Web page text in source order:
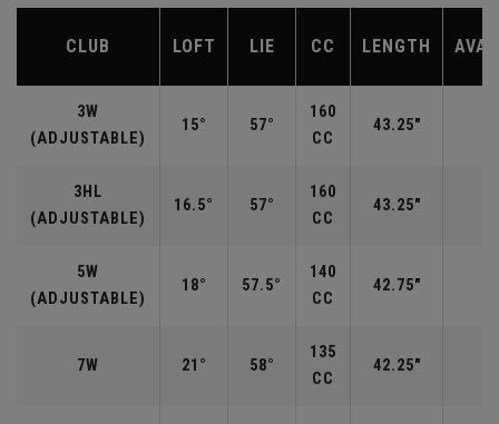
CLUB LOFT LIE CC LENGTH
3W
(ADJUSTABLE)
15° 57°
160
CC
43.25"
3HL
(ADJUSTABLE)
16.5° 57°
160
CC
43.25"
5W
(ADJUSTABLE)
18° 57.5°
140
CC
42.75"
7W 21° 58°
135
CC
42.25"